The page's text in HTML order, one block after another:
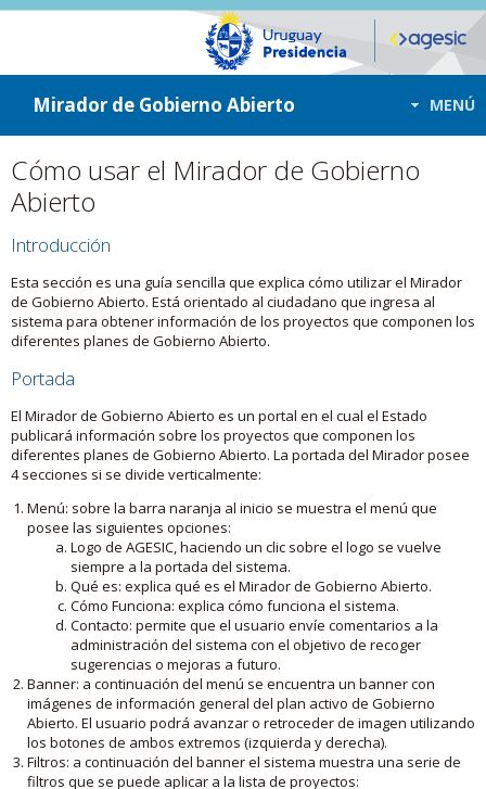
ir a contenido
ir al menú
Mirador de Gobierno Abierto MENÚ
Cómo usar el Mirador de Gobierno
Abierto
Introducción
Esta sección es una guía sencilla que explica cómo utilizar el Mirador
de Gobierno Abierto. Está orientado al ciudadano que ingresa al
sistema para obtener información de los proyectos que componen los
diferentes planes de Gobierno Abierto.
Portada
El Mirador de Gobierno Abierto es un portal en el cual el Estado
publicará información sobre los proyectos que componen los
diferentes planes de Gobierno Abierto. La portada del Mirador posee
4 secciones si se divide verticalmente:
Menú: sobre la barra naranja al inicio se muestra el menú que
posee las siguientes opciones:
Logo de AGESIC, haciendo un clic sobre el logo se vuelve
siempre a la portada del sistema.
Qué es: explica qué es el Mirador de Gobierno Abierto.
Cómo Funciona: explica cómo funciona el sistema.
Contacto: permite que el usuario envíe comentarios a la
administración del sistema con el objetivo de recoger
sugerencias o mejoras a futuro.
Banner: a continuación del menú se encuentra un banner con
imágenes de información general del plan activo de Gobierno
Abierto. El usuario podrá avanzar o retroceder de imagen utilizando
los botones de ambos extremos (izquierda y derecha).
Filtros: a continuación del banner el sistema muestra una serie de
filtros que se puede aplicar a la lista de proyectos: